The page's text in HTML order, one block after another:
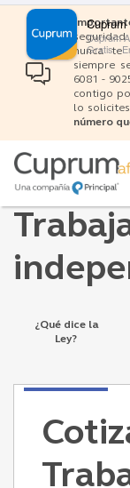
×
Cuprum
Gratis -
Pasar
contenido
principal
nunca te
siempre
6081 -
contigo
lo
número
Main
navigation
¿Qué dice la
Ley?